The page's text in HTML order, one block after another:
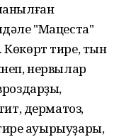
"Мацеста"
тире, тын
нервылар
дерматоз,
ауырыуҙары,